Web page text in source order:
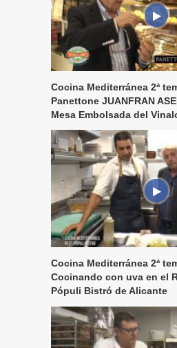
Cocina Mediterránea 2ª
Panettone JUANFRAN
Mesa Embolsada del
Cocina Mediterránea 2ª
Cocinando con uva en el
Pópuli Bistró de Alicante